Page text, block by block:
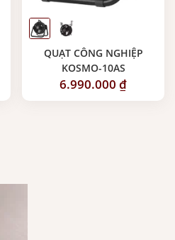
QUẠT CÔNG NGHIỆP
KOSMO-10AS
6.990.000 ₫